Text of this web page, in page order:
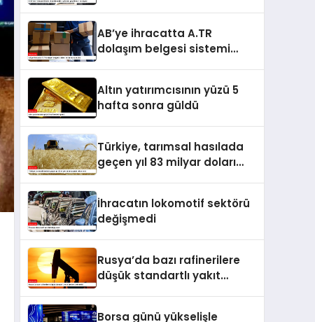
AB’ye ihracatta A.TR
dolaşım belgesi sistemi
Altın yatırımcısının yüzü 5
hafta sonra güldü
Türkiye, tarımsal hasılada
geçen yıl 83 milyar doları
İhracatın lokomotif sektörü
değişmedi
Rusya’da bazı rafinerilere
düşük standartlı yakıt
Borsa günü yükselişle